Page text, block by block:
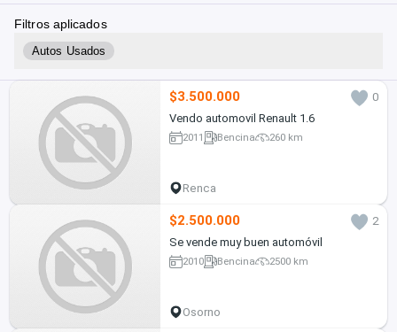
Filtros aplicados
Autos Usados
$3.500.000
0
Vendo automovil Renault 1.6
2011 Bencina 260 km
Renca
$2.500.000
2
Se vende muy buen automóvil
2010 Bencina 2500 km
Osorno